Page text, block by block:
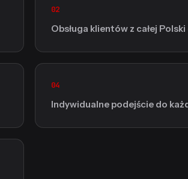
02
Obsługa klientów z całej
04
Indywidualne podejście do